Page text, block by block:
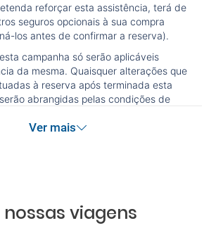
reforçar esta assistência, terá de
seguros opcionais à sua compra
los antes de confirmar a reserva).
campanha só serão aplicáveis
da mesma. Quaisquer alterações que
à reserva após terminada esta
abrangidas pelas condições de
Ver mais
nossas viagens